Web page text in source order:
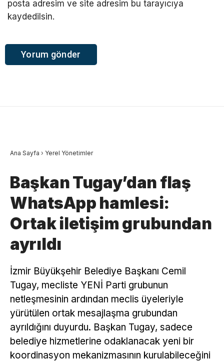
posta adresim ve site adresim bu tarayıcıya
kaydedilsin.
Ana Sayfa › Yerel Yönetimler
Başkan Tugay’dan flaş
WhatsApp hamlesi:
Ortak iletişim grubundan
ayrıldı
İzmir Büyükşehir Belediye Başkanı Cemil
Tugay, mecliste YENİ Parti grubunun
netleşmesinin ardından meclis üyeleriyle
yürütülen ortak mesajlaşma grubundan
ayrıldığını duyurdu. Başkan Tugay, sadece
belediye hizmetlerine odaklanacak yeni bir
koordinasyon mekanizmasının kurulabileceğini